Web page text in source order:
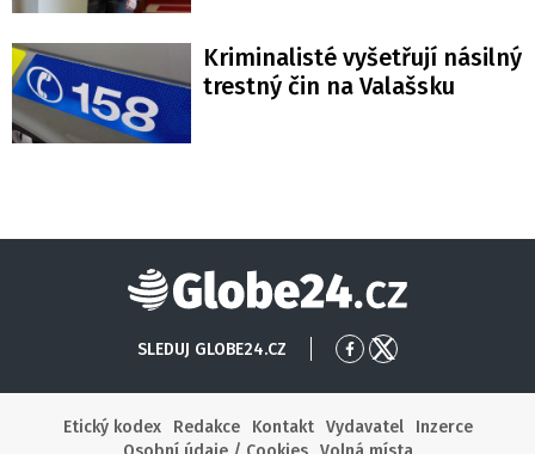
Kriminalisté vyšetřují násilný
trestný čin na Valašsku
Globe24
SLEDUJ GLOBE24.CZ
Přejít
Facebook
Přejít
X
Etický kodex
Redakce Kontakt Vydavatel
Inzerce